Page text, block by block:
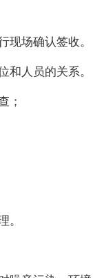
现场确认签收。
和人员的关系。
；
。